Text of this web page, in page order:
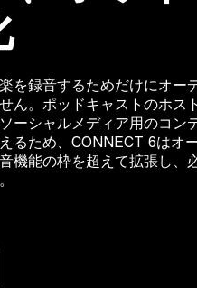
を録音するためだけにオー
ん。ポッドキャストのホス
ーシャルメディア用のコン
るため、CONNECT 6はオ
機能の枠を超えて拡張し、